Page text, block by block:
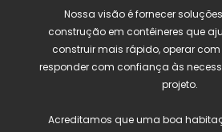
Nossa visão é fornecer
construção em contêineres que
construir mais rápido, operar
responder com confiança às
projeto.
Acreditamos que uma boa